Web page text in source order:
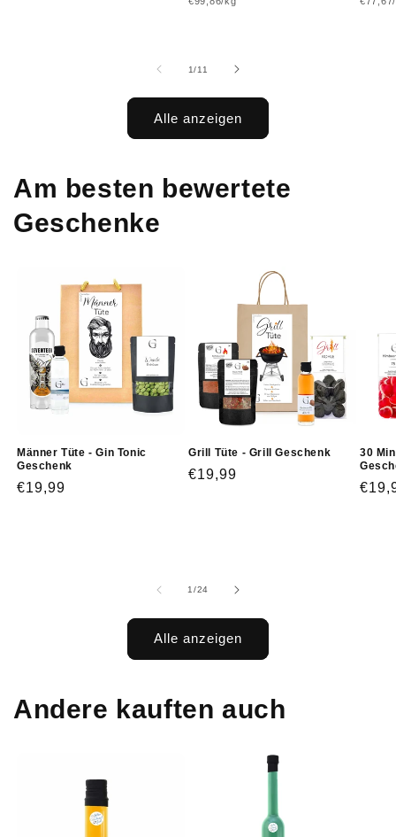
Preis
Preis
1/von
11
Alle anzeigen
Am besten bewertete
Geschenke
Männer Tüte - Gin Tonic
Geschenk
Normaler
€19,99
Grill Tüte - Grill Geschenk
Normaler
€19,99
30
1/von
24
Alle anzeigen
Andere kauften auch